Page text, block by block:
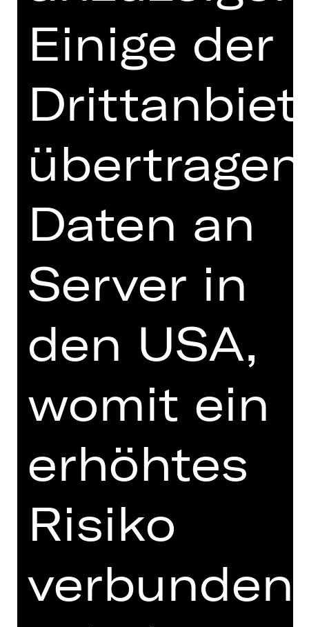
Explosion von Energie und Freude.
„Les Ballets Actuels“ zeigt das Ballett
nicht als starre Form, sondern als
einen sich ständig
Jetzt. Es entwirft eine kühne Vision
des Balletts, die von der Gegenwart
Art und Weise geprägt ist, wie wir
heute und in Zukunft miteinander
umgehen und die diese auch selbst
Ebenfalls auf dem Programm steht
Choreografin Kirsten Wicklund. In
diesem sparsamen Pas de deux mit
Lichtdesign von James Proudfoot,
zwischen einer subtilen,
introspektiven Daseinsweise und
Der Abend gipfelt in einem von
Generation“, das ursprünglich 2015 für
Cedar Lake Contemporary Ballet
augenzwinkernde Kritik an der
Popindustrie gestaltet, feiert dieses
mitreißende Ballett die Subversivität
Mit Musik von AtomTM und einem
brandneuen Kostümdesign von Flora
Einige der
übertragen
Daten an
Server in
den USA,
womit ein
erhöhtes
Risiko
verbunden